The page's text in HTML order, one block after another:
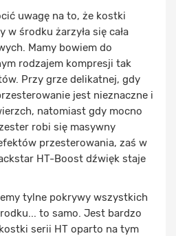
uwagę na to, że kostki
w środku żarzyła się cała
Mamy bowiem do
rodzajem kompresji tak
Przy grze delikatnej, gdy
jest nieznaczne i
natomiast gdy mocno
robi się masywny
przesterowania, zaś w
HT-Boost dźwięk staje
tylne pokrywy wszystkich
to samo. Jest bardzo
serii HT oparto na tym